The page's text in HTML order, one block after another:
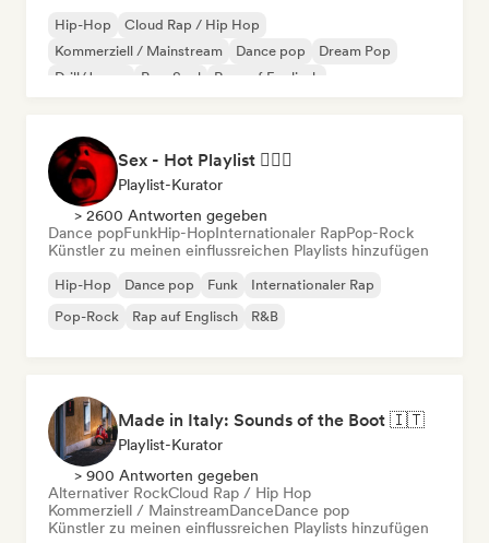
Hip-Hop
Cloud Rap / Hip Hop
Kommerziell / Mainstream
Dance pop
Dream Pop
Drill/Jersey
Pop-Soul Rap auf Englisch
Sex - Hot Playlist ❤️‍🔥🔞
Playlist-Kurator
> 2600 Antworten gegeben
Dance popFunkHip-HopInternationaler RapPop-Rock
Künstler zu meinen einflussreichen Playlists hinzufügen
Hip-Hop Dance pop Funk
Internationaler Rap
Pop-Rock
Rap auf Englisch R&B
Made in Italy: Sounds of the Boot 🇮🇹
Playlist-Kurator
> 900 Antworten gegeben
Alternativer RockCloud Rap / Hip Hop
Kommerziell / MainstreamDanceDance pop
Künstler zu meinen einflussreichen Playlists hinzufügen